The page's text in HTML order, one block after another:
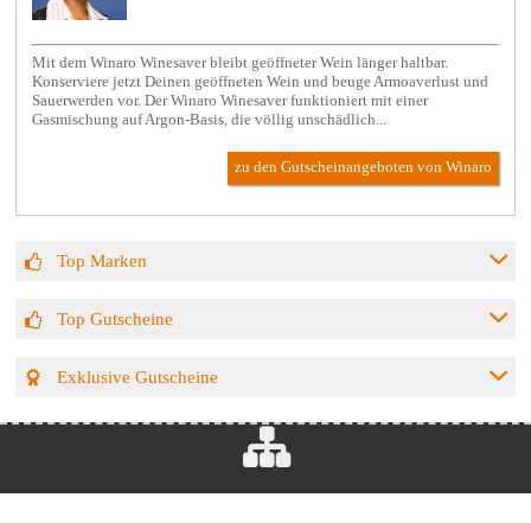
Mit dem Winaro Winesaver bleibt geöffneter Wein länger haltbar.
Konserviere jetzt Deinen geöffneten Wein und beuge Armoaverlust und
Sauerwerden vor. Der Winaro Winesaver funktioniert mit einer
Gasmischung auf Argon-Basis, die völlig unschädlich...
zu den Gutscheinangeboten von Winaro
Top Marken
Top Gutscheine
Exklusive Gutscheine